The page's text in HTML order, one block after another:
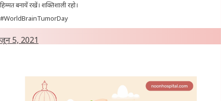
हिम्मत बनायें रखें। शक्तिशाली रहो।
#WorldBrainTumorDay
जून 5, 2021